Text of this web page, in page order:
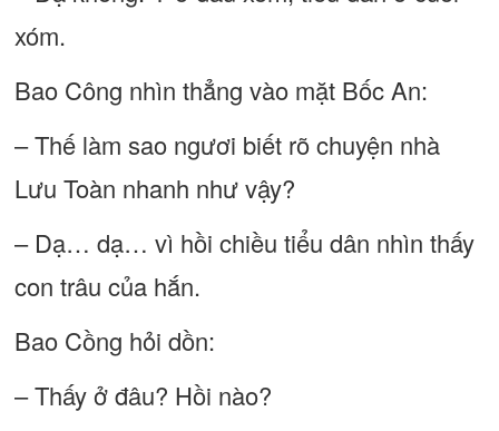
xóm.
Bao Công nhìn thẳng vào mặt Bốc An:
– Thế làm sao ngươi biết rõ chuyện nhà
Lưu Toàn nhanh như vậy?
– Dạ… dạ… vì hồi chiều tiểu dân nhìn thấy
con trâu của hắn.
Bao Cồng hỏi dồn:
– Thấy ở đâu? Hồi nào?